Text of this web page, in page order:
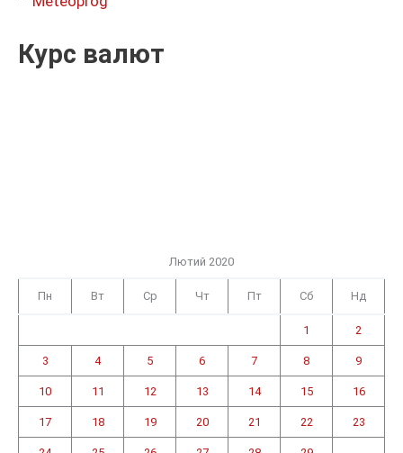
Курс валют
Лютий 2020
Пн Вт Ср Чт Пт Сб Нд
1 2
3 4 5 6 7 8 9
10 11 12 13 14 15 16
17 18 19 20 21 22 23